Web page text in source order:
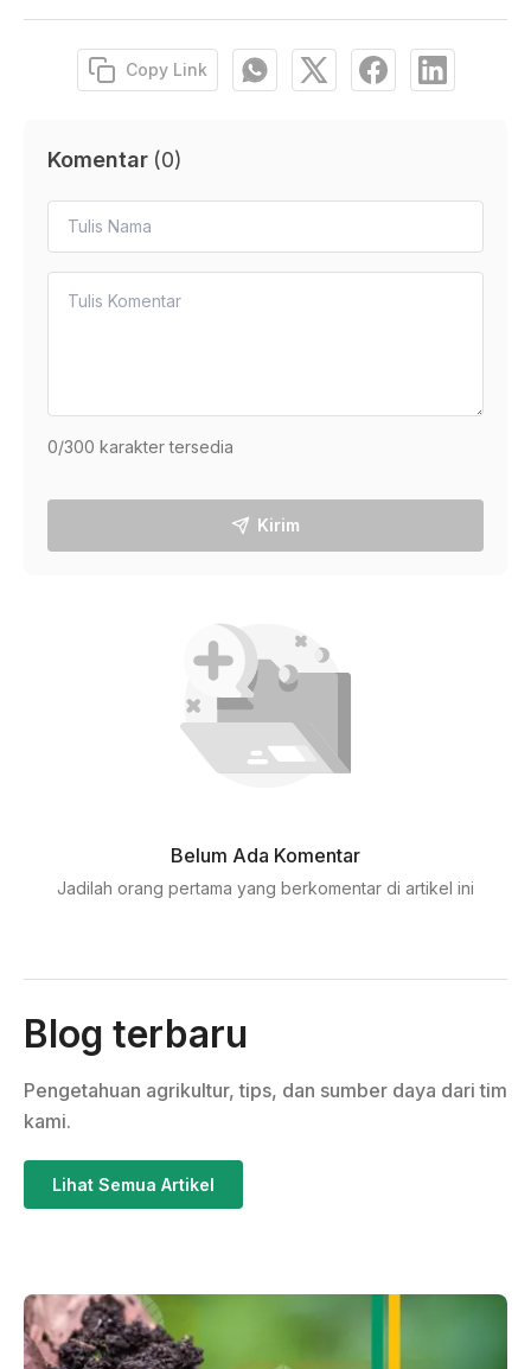
Copy Link
Komentar (0)
0/300 karakter tersedia
Kirim
Belum Ada Komentar
Jadilah orang pertama yang berkomentar di artikel ini
Blog terbaru
Pengetahuan agrikultur, tips, dan sumber daya dari tim
kami.
Lihat Semua Artikel